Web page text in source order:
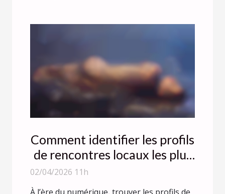
Comment identifier les profils
de rencontres locaux les plus
02/04/2026 11h